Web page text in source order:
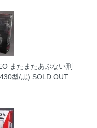
またまたあぶない刑
型/黒) SOLD OUT